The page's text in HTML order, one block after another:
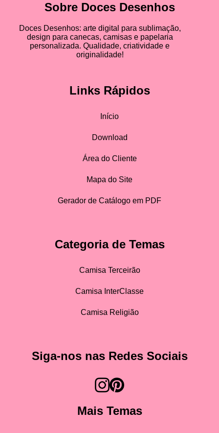
Sobre Doces Desenhos
Doces Desenhos: arte digital para sublimação,
design para canecas, camisas e papelaria
personalizada. Qualidade, criatividade e
originalidade!
Links Rápidos
Início
Download
Área do Cliente
Mapa do Site
Gerador de Catálogo em PDF
Categoria de Temas
Camisa Terceirão
Camisa InterClasse
Camisa Religião
Siga-nos nas Redes Sociais
Mais Temas